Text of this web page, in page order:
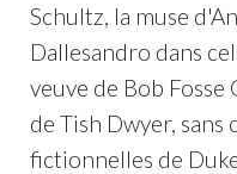
Schultz, la muse
Dallesandro dans
veuve de Bob
de Tish Dwyer,
fictionnelles de